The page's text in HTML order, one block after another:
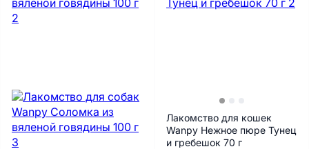
Лакомство для кошек
Wanpy Нежное пюре Тунец
и гребешок 70 г